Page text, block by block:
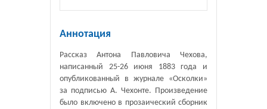
Аннотация
Рассказ Антона Павловича Чехова,
написанный 25-26 июня 1883 года и
опубликованный в журнале «Осколки»
за подписью А. Чехонте. Произведение
было включено в прозаический сборник